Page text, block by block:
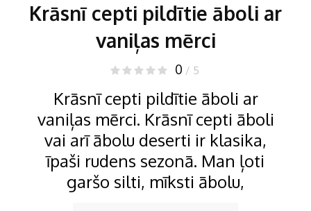
Krāsnī cepti pildītie āboli ar
vaniļas mērci
0 / 5
Krāsnī cepti pildītie āboli ar
vaniļas mērci. Krāsnī cepti āboli
vai arī ābolu deserti ir klasika,
īpaši rudens sezonā. Man ļoti
garšo silti, mīksti ābolu,